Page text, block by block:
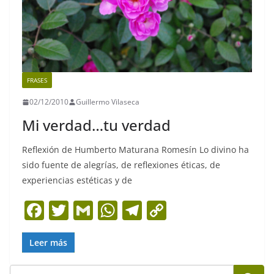
FRASES
02/12/2010 Guillermo Vilaseca
Mi verdad…tu verdad
Reflexión de Humberto Maturana Romesín Lo divino ha
sido fuente de alegrías, de reflexiones éticas, de
experiencias estéticas y de
F
a
c
T
w
itt
G W T
Leer más